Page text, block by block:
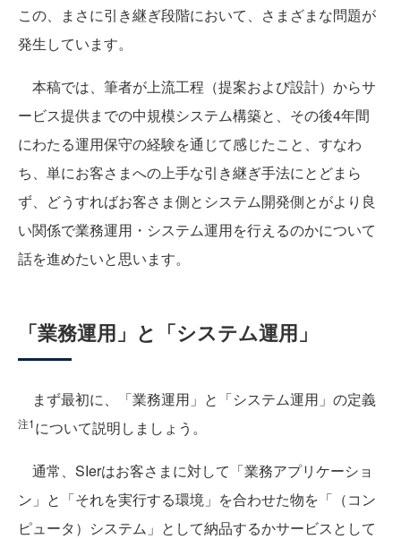
この、まさに引き継ぎ段階において、さまざまな問題が
発生しています。
本稿では、筆者が上流工程（提案および設計）からサ
ービス提供までの中規模システム構築と、その後4年間
にわたる運用保守の経験を通じて感じたこと、すなわ
ち、単にお客さまへの上手な引き継ぎ手法にとどまら
ず、どうすればお客さま側とシステム開発側とがより良
い関係で業務運用・システム運用を行えるのかについて
話を進めたいと思います。
「業務運用」と「システム運用」
まず最初に、「業務運用」と「システム運用」の定義
注1について説明しましょう。
通常、SIerはお客さまに対して「業務アプリケーショ
ン」と「それを実行する環境」を合わせた物を「（コン
ピュータ）システム」として納品するかサービスとして